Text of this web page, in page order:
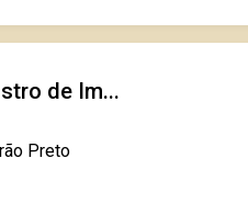
de Im...
Preto